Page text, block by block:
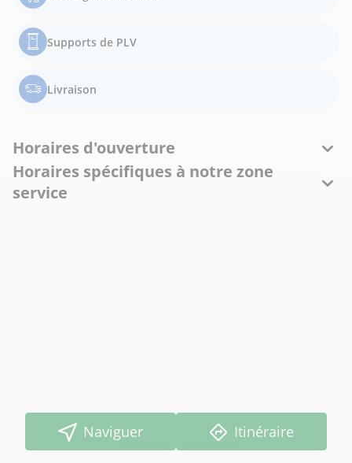
Supports de PLV
Livraison
Horaires d'ouverture
Horaires spécifiques à notre zone
service
Naviguer Itinéraire